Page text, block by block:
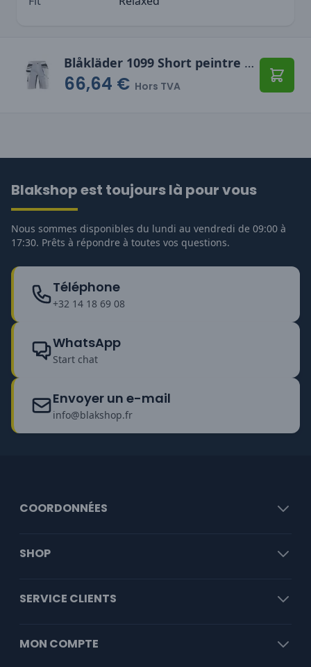
Blåkläder 1099 Short peintre +stretch
66,64 € Hors TVA
Blakshop est toujours là pour vous
Nous sommes disponibles du lundi au vendredi de 09:00 à
17:30. Prêts à répondre à toutes vos questions.
Téléphone
+32 14 18 69 08
WhatsApp
Start chat
Envoyer un e-mail
info@blakshop.fr
COORDONNÉES
SHOP
SERVICE CLIENTS
MON COMPTE